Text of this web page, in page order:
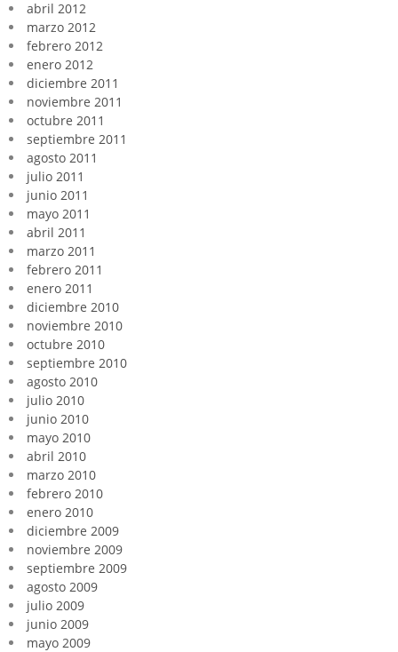
abril 2012
marzo 2012
febrero 2012
enero 2012
diciembre 2011
noviembre 2011
octubre 2011
septiembre 2011
agosto 2011
julio 2011
junio 2011
mayo 2011
abril 2011
marzo 2011
febrero 2011
enero 2011
diciembre 2010
noviembre 2010
octubre 2010
septiembre 2010
agosto 2010
julio 2010
junio 2010
mayo 2010
abril 2010
marzo 2010
febrero 2010
enero 2010
diciembre 2009
noviembre 2009
septiembre 2009
agosto 2009
julio 2009
junio 2009
mayo 2009